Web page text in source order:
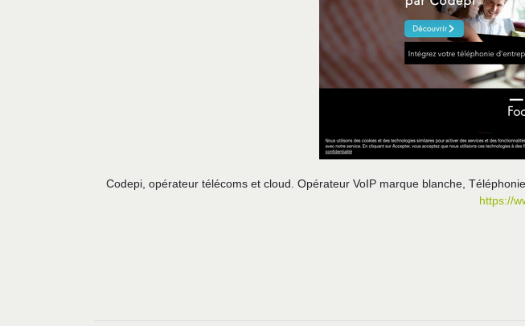
Codepi, opérateur télécoms et cloud. Opérateur VoIP marque blanche,
https://